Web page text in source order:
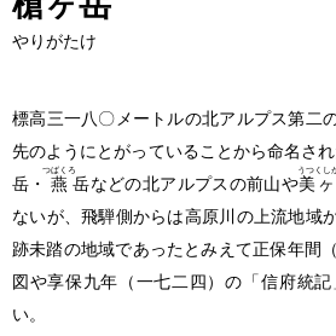
やりがたけ
標高三一八〇メートルの北アルプス第二
先のようにとがっていることから命名さ
岳・ 燕
つばくろ
岳などの北アルプスの前山や美
うつくし
ないが、飛騨側からは高原川の上流地域
跡未踏の地域であったとみえて正保年間
図や享保九年 （一七二四） の「信府統
い。